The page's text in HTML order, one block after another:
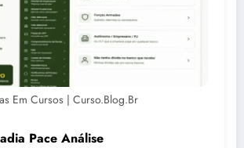
Em Cursos | Curso.blog.br
Pace Análise